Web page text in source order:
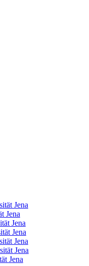
Jena
Jena
Jena
Jena
Jena
Jena
Jena